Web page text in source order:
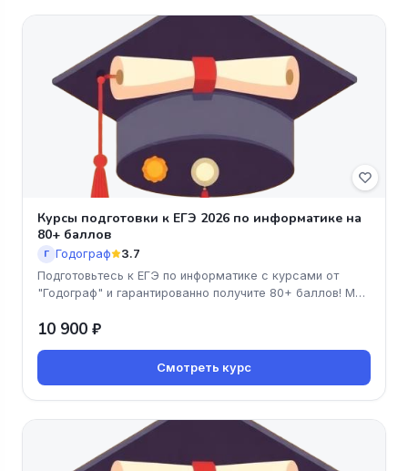
Курсы подготовки к ЕГЭ 2026 по информатике на
80+ баллов
Г Годограф 3.7
Подготовьтесь к ЕГЭ по информатике с курсами от
"Годограф" и гарантированно получите 80+ баллов! Мы
10 900 ₽
Смотреть курс